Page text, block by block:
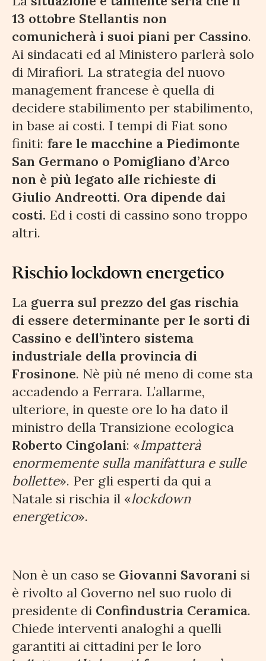
13 ottobre Stellantis non
comunicherà i suoi piani per Cassino.
Ai sindacati ed al Ministero parlerà solo
di Mirafiori. La strategia del nuovo
management francese è quella di
decidere stabilimento per stabilimento,
in base ai costi. I tempi di Fiat sono
finiti: fare le macchine a Piedimonte
San Germano o Pomigliano d’Arco
non è più legato alle richieste di
Giulio Andreotti. Ora dipende dai
costi. Ed i costi di cassino sono troppo
altri.
Rischio lockdown energetico
La guerra sul prezzo del gas rischia
di essere determinante per le sorti di
Cassino e dell’intero sistema
industriale della provincia di
Frosinone. Nè più né meno di come sta
accadendo a Ferrara. L’allarme,
ulteriore, in queste ore lo ha dato il
ministro della Transizione ecologica
Roberto Cingolani: «Impatterà
enormemente sulla manifattura e sulle
bollette». Per gli esperti da qui a
Natale si rischia il «lockdown
energetico».
Non è un caso se Giovanni Savorani si
è rivolto al Governo nel suo ruolo di
presidente di Confindustria Ceramica.
Chiede interventi analoghi a quelli
garantiti ai cittadini per le loro